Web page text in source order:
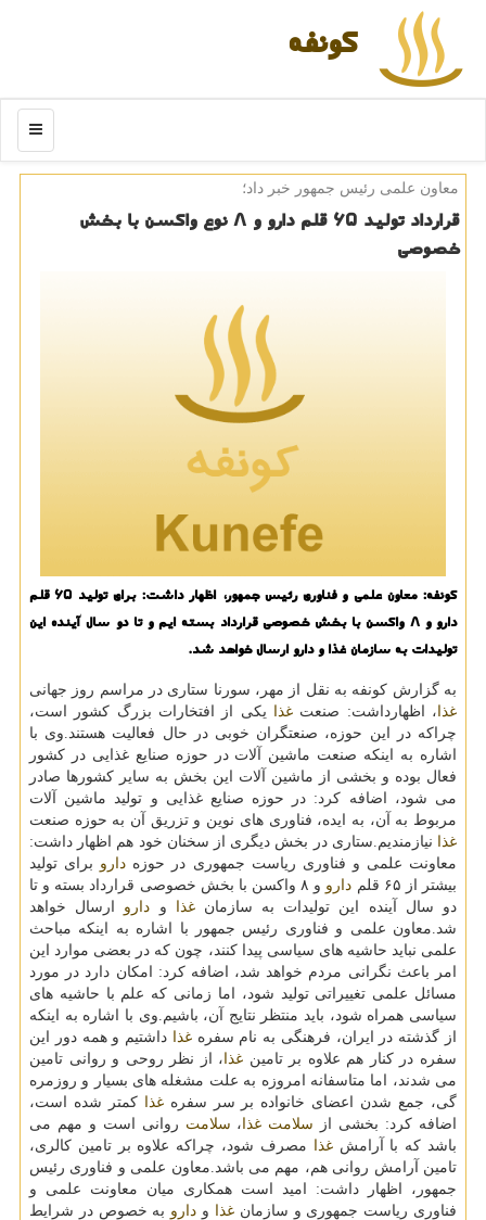
كونفه
منو
معاون علمی رئیس جمهور خبر داد؛
قرارداد تولید ۶۵ قلم دارو و ۸ نوع واكسن با بخش
خصوصی
كونفه: معاون علمی و فناوری رئیس جمهور، اظهار داشت: برای تولید ۶۵ قلم
دارو و ۸ واكسن با بخش خصوصی قرارداد بسته ایم و تا دو سال آینده این
تولیدات به سازمان غذا و دارو ارسال خواهد شد.
به گزارش كونفه به نقل از مهر، سورنا ستاری در مراسم روز جهانی
غذا، اظهارداشت: صنعت غذا یكی از افتخارات بزرگ كشور است،
چراكه در این حوزه، صنعتگران خوبی در حال فعالیت هستند.وی با
اشاره به اینكه صنعت ماشین آلات در حوزه صنایع غذایی در كشور
فعال بوده و بخشی از ماشین آلات این بخش به سایر كشورها صادر
می شود، اضافه كرد: در حوزه صنایع غذایی و تولید ماشین آلات
مربوط به آن، به ایده، فناوری های نوین و تزریق آن به حوزه صنعت
غذا نیازمندیم.ستاری در بخش دیگری از سخنان خود هم اظهار داشت:
معاونت علمی و فناوری ریاست جمهوری در حوزه دارو برای تولید
بیشتر از ۶۵ قلم
دارو
و ۸ واكسن با بخش خصوصی قرارداد بسته و تا
دو سال آینده این تولیدات به سازمانغذا و دارو ارسال خواهد
شد.معاون علمی و فناوری رئیس جمهور با اشاره به اینكه مباحث
علمی نباید حاشیه های سیاسی پیدا كنند، چون كه در بعضی موارد این
امر باعث نگرانی مردم خواهد شد، اضافه كرد: امكان دارد در مورد
مسائل علمی تغییراتی تولید شود، اما زمانی كه علم با حاشیه های
سیاسی همراه شود، باید منتظر نتایج آن، باشیم.وی با اشاره به اینكه
از گذشته در ایران، فرهنگی به نام سفرهغذا داشتیم و همه دور این
سفره در كنار هم علاوه بر تامین غذا، از نظر روحی و روانی تامین
می شدند، اما متاسفانه امروزه به علت مشغله های بسیار و روزمره
گی، جمع شدن اعضای خانواده بر سر سفرهغذا كمتر شده است،
اضافه كرد: بخشی از سلامت غذا، سلامت روانی است و مهم می
باشد كه با آرامشغذا مصرف شود، چراكه علاوه بر تامین كالری،
تامین آرامش روانی هم، مهم می باشد.معاون علمی و فناوری رئیس
جمهور، اظهار داشت: امید است همكاری میان معاونت علمی و
فناوری ریاست جمهوری و سازمانغذا و دارو به خصوص در شرایط